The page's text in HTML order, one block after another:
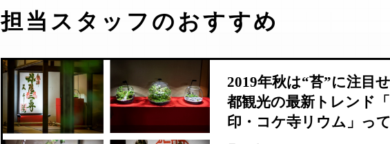
担当スタッフのおすすめ
2019年秋は“苔”に注目
都観光の最新トレンド
印・コケ寺リウム」っ